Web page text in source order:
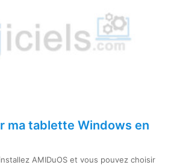
ma tablette Windows en
AMIDuOS et vous pouvez choisir